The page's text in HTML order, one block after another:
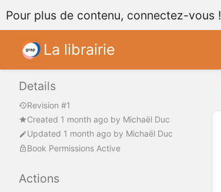
Pour plus de contenu, connectez-vous !
La librairie
Details
Revision #1
Created 1 month ago by Michaël Duc
Updated 1 month ago by Michaël Duc
Book Permissions Active
Actions